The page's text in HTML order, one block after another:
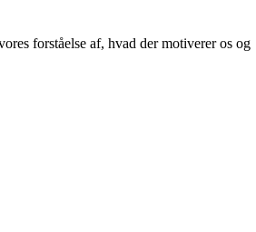
forståelse af, hvad der motiverer os og